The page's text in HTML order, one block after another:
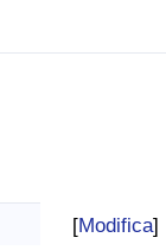
[Modifica]